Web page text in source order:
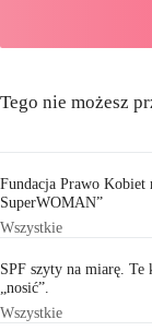
Tego nie możesz
Fundacja Prawo Kobiet
SuperWOMAN”
Wszystkie
SPF szyty na miarę. Te
„nosić”.
Wszystkie